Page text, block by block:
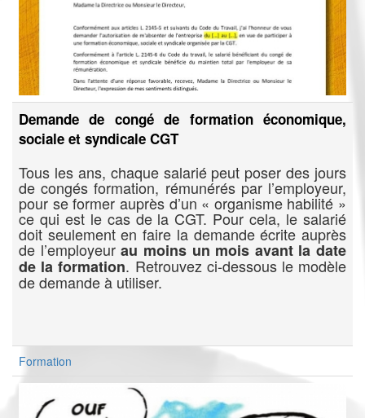
Demande de congé de formation économique,
sociale et syndicale CGT
Tous les ans, chaque salarié peut poser des jours
de congés formation, rémunérés par l’employeur,
pour se former auprès d’un « organisme habilité »
ce qui est le cas de la CGT. Pour cela, le salarié
doit seulement en faire la demande écrite auprès
de l’employeurau moins un mois avant la date
de la formation. Retrouvez ci-dessous le modèle
de demande à utiliser.
Formation